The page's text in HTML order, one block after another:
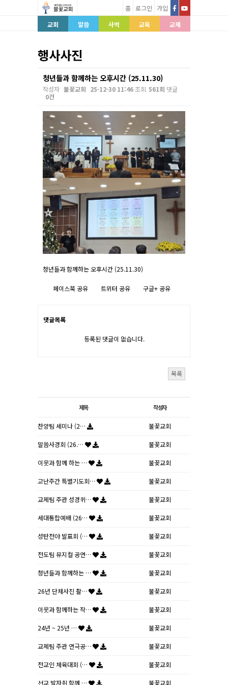
홈 로그인
가입
교회
말씀 사역 교육 교제
행사사진
청년들과 함께하는 오후시간 (25.11.30)
작성자 불꽃교회 25-12-30 11:46조회 561회 댓글
0건
본문
청년들과 함께하는 오후시간 (25.11.30)
페이스북 공유 트위터 공유 구글+ 공유
댓글목록
등록된 댓글이 없습니다.
목록
제목 작성자
찬양팀 세미나 (2… 불꽃교회
말씀사경회 (26.… 불꽃교회
이웃과 함께 하는 … 불꽃교회
고난주간 특별기도회… 불꽃교회
교제팀 주관 성경퀴… 불꽃교회
세대통합예배 (26… 불꽃교회
성탄전야 발표회 (… 불꽃교회
전도팀 뮤지컬 공연… 불꽃교회
청년들과 함께하는 … 불꽃교회
26년 단체사진 촬… 불꽃교회
이웃과 함께하는 작… 불꽃교회
24년 ~ 25년 … 불꽃교회
교제팀 주관 연극공… 불꽃교회
전교인 체육대회 (… 불꽃교회
선교 발자취 함께 … 불꽃교회